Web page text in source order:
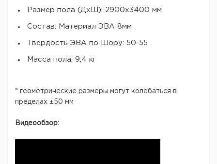
Размер пола (ДхШ): 2900х3400 мм
Состав: Материал ЭВА 8мм
Твердость ЭВА по Шору: 50-55
Масса пола: 9,4 кг
* геометрические размеры могут колебаться в
пределах ±50 мм
Видеообзор: